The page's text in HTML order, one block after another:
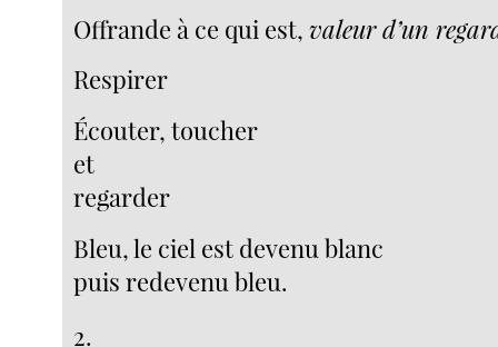
Offrande à ce qui est,valeur d’un
Respirer
Écouter, toucher
et
regarder
Bleu, le ciel est devenu blanc
puis redevenu bleu.
2.